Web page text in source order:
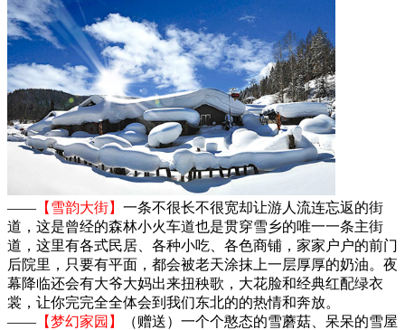
—— 【雪韵大街】 一条不很长不很宽却让游人流连忘返的街
道，这是曾经的森林小火车道也是贯穿雪乡的唯一一条主街
道，这里有各式民居、各种小吃、各色商铺，家家户户的前门
后院里，只要有平面，都会被老天涂抹上一层厚厚的奶油。夜
幕降临还会有大爷大妈出来扭秧歌，大花脸和经典红配绿衣
裳，让你完完全全体会到我们东北的的热情和奔放。
—— 【梦幻家园】
（赠送）一个个憨态的雪蘑菇、呆呆的雪屋